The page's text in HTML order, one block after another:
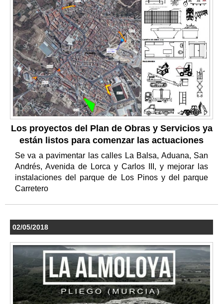
Los proyectos del Plan de Obras y Servicios ya
están listos para comenzar las actuaciones
Se va a pavimentar las calles La Balsa, Aduana, San
Andrés, Avenida de Lorca y Carlos III, y mejorar las
instalaciones del parque de Los Pinos y del parque
Carretero
02/05/2018